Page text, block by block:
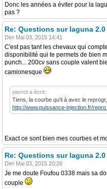
Donc les années a éviter pour la
pas ?
Re: Questions sur laguna
Dim Mai 03, 2015 14:41
C'est pas tant les chevaux qui
disponibilité qui te permets de bien
punch... 200cv sans couple valent
camionesque
pierrot a écrit:
Tiens, la courbe qu'il à avec le
http://www.puissance-injection.fr/
Exact ce sont bien mes courbes et
Re: Questions sur laguna
Dim Mai 03, 2015 20:26
Je me doute Foufou 0338 mais sa
couple